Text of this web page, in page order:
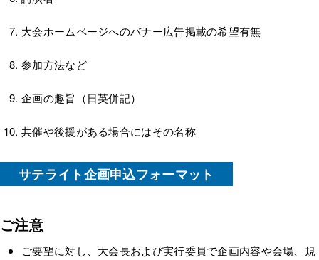
大会ホームページへのバナー広告掲載の希望有無
参加方法など
企画の趣旨（日英併記）
共催や後援がある場合にはその名称
サテライト企画申込フォーマット
ご注意
ご要望に対し、大会長および実行委員で企画内容や会場、規